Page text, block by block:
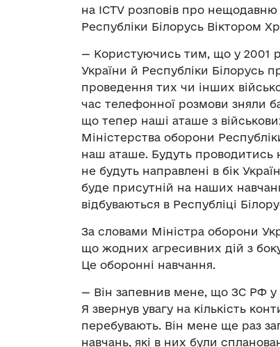
на ICTV розповів про
Республіки Білорусь Віктором
— Користуючись тим, що у 2001
України й Республіки Білорусь
проведення тих чи інших
час телефонної розмови зняли
що тепер наші аташе з
Міністерства оборони
наш аташе. Будуть проводитись
не будуть направлені в бік
буде присутній на наших
відбуваються в Республіці
За словами Міністра оборони
що жодних агресивних дій з
Це оборонні навчання.
— Він запевнив мене, що ЗС РФ у
Я звернув увагу на кількість
перебувають. Він мене ще раз
навчань, які в них були